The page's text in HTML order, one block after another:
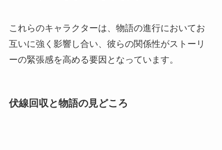
これらのキャラクターは、物語の進行においてお
互いに強く影響し合い、彼らの関係性がストーリ
ーの緊張感を高める要因となっています。
伏線回収と物語の見どころ